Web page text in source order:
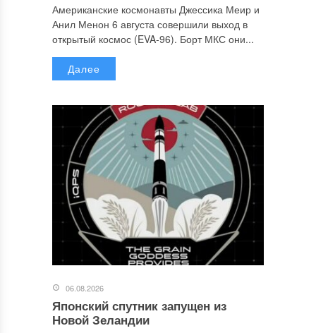
Американские космонавты Джессика Меир и
Анил Менон 6 августа совершили выход в
открытый космос (EVA-96). Борт МКС они...
Далее
06.08.2026
Японский спутник запущен из
Новой Зеландии